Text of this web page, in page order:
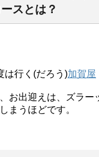
スとは？
は行く(だろう)加賀屋
お出迎えは、ズラー
まうほどです。